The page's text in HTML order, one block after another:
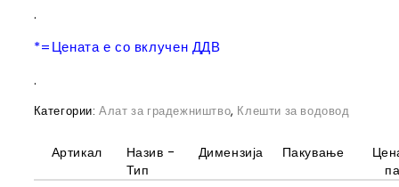
.
*=Цената е со вклучен ДДВ
.
Категории:Алат за градежништво, Клешти за водовод
Артикал
Назив -
Тип
Димензија Пакување